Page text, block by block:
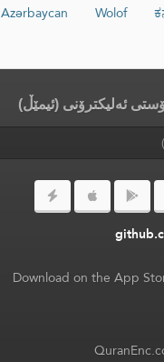
Wolof
Azərbaycan
ئەلیکترۆنی (ئیمێڵ)